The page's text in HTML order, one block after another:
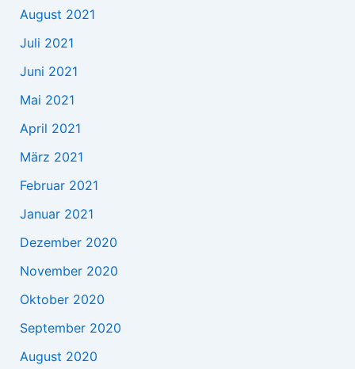
August 2021
Juli 2021
Juni 2021
Mai 2021
April 2021
März 2021
Februar 2021
Januar 2021
Dezember 2020
November 2020
Oktober 2020
September 2020
August 2020